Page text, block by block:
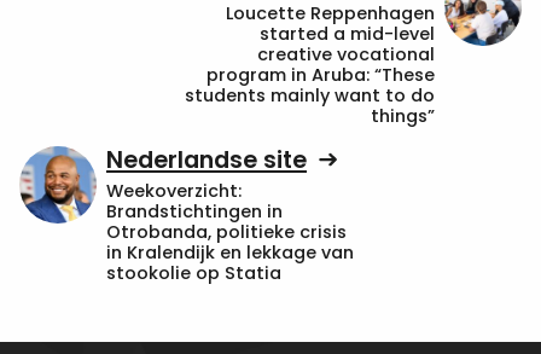
Loucette Reppenhagen
started a mid-level
creative vocational
program in Aruba: “These
students mainly want to do
things”
Nederlandse site
Weekoverzicht:
Brandstichtingen in
Otrobanda, politieke crisis
in Kralendijk en lekkage van
stookolie op Statia